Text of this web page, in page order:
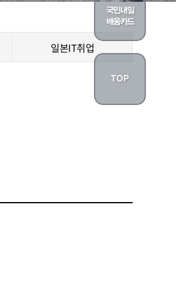
일본IT취업